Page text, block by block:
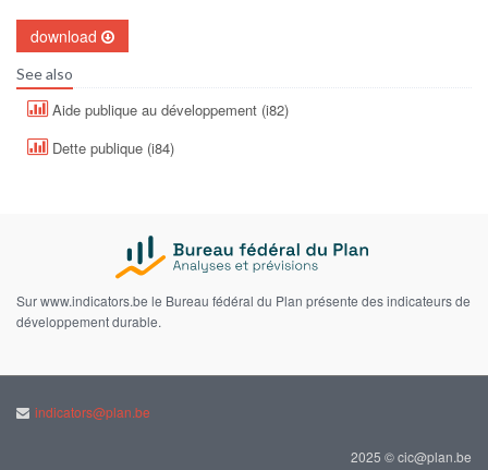
download
See also
Aide publique au développement (i82)
Dette publique (i84)
Sur www.indicators.be le Bureau fédéral du Plan présente des indicateurs de
développement durable.
indicators@plan.be
2025 © cic@plan.be